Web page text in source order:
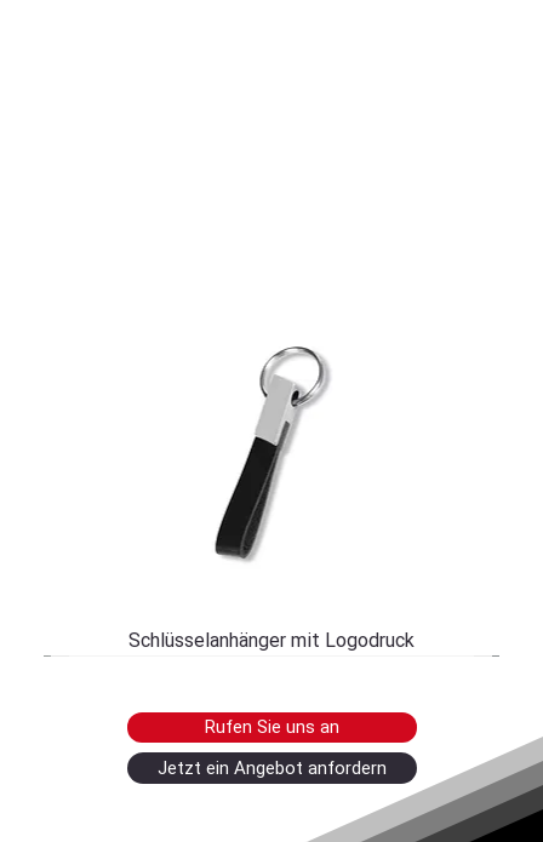
Schlüsselanhänger mit Logodruck
Rufen Sie uns an
Jetzt ein Angebot anfordern